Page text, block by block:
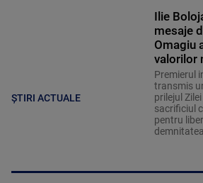
ȘTIRI ACTUALE
Ilie
mesaje
Omagiu
valorilor
Premierul
transmis
prilejul
sacrificiul
pentru